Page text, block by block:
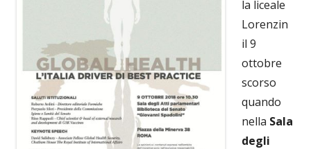
la liceale
Lorenzin
il 9
ottobre
scorso
quando
nella Sala
degli